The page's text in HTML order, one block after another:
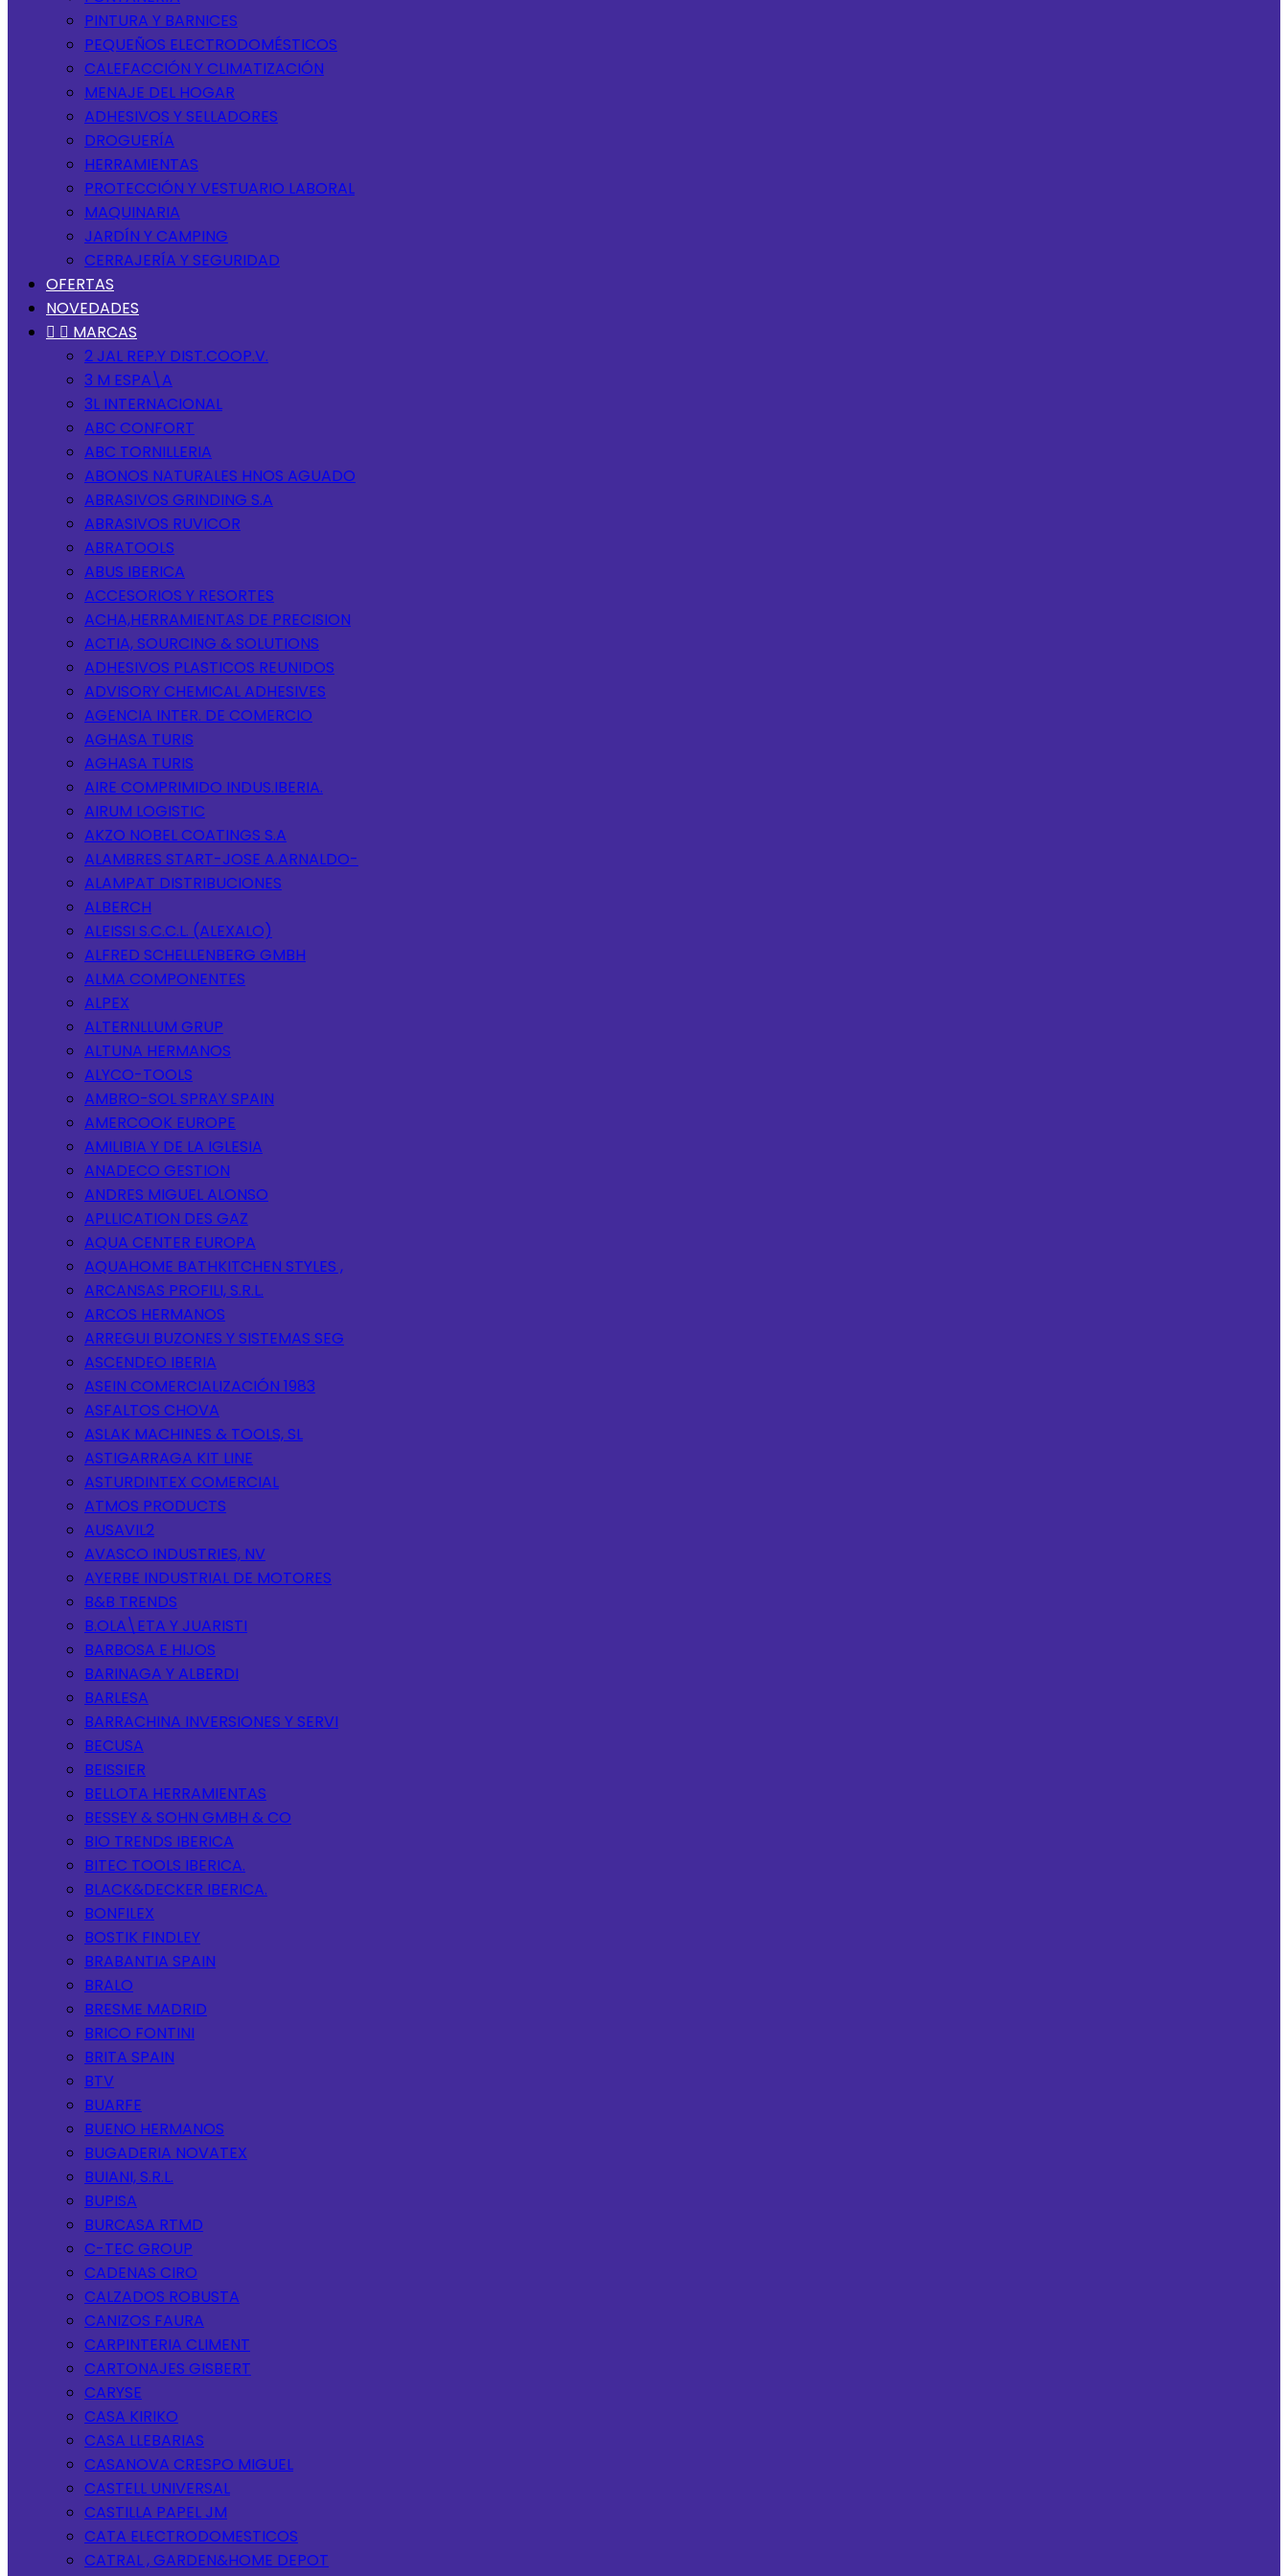
PINTURA Y BARNICES
PEQUEÑOS ELECTRODOMÉSTICOS
CALEFACCIÓN Y CLIMATIZACIÓN
MENAJE DEL HOGAR
ADHESIVOS Y SELLADORES
DROGUERÍA
HERRAMIENTAS
PROTECCIÓN Y VESTUARIO LABORAL
MAQUINARIA
JARDÍN Y CAMPING
CERRAJERÍA Y SEGURIDAD
OFERTAS
NOVEDADES
  MARCAS
2 JAL REP.Y DIST.COOP.V.
3 M ESPA\A
3L INTERNACIONAL
ABC CONFORT
ABC TORNILLERIA
ABONOS NATURALES HNOS AGUADO
ABRASIVOS GRINDING S.A
ABRASIVOS RUVICOR
ABRATOOLS
ABUS IBERICA
ACCESORIOS Y RESORTES
ACHA,HERRAMIENTAS DE PRECISION
ACTIA, SOURCING & SOLUTIONS
ADHESIVOS PLASTICOS REUNIDOS
ADVISORY CHEMICAL ADHESIVES
AGENCIA INTER. DE COMERCIO
AGHASA TURIS
AGHASA TURIS
AIRE COMPRIMIDO INDUS.IBERIA.
AIRUM LOGISTIC
AKZO NOBEL COATINGS S.A
ALAMBRES START-JOSE A.ARNALDO-
ALAMPAT DISTRIBUCIONES
ALBERCH
ALEISSI S.C.C.L. (ALEXALO)
ALFRED SCHELLENBERG GMBH
ALMA COMPONENTES
ALPEX
ALTERNLLUM GRUP
ALTUNA HERMANOS
ALYCO-TOOLS
AMBRO-SOL SPRAY SPAIN
AMERCOOK EUROPE
AMILIBIA Y DE LA IGLESIA
ANADECO GESTION
ANDRES MIGUEL ALONSO
APLLICATION DES GAZ
AQUA CENTER EUROPA
AQUAHOME BATHKITCHEN STYLES ,
ARCANSAS PROFILI, S.R.L.
ARCOS HERMANOS
ARREGUI BUZONES Y SISTEMAS SEG
ASCENDEO IBERIA
ASEIN COMERCIALIZACIÓN 1983
ASFALTOS CHOVA
ASLAK MACHINES & TOOLS, SL
ASTIGARRAGA KIT LINE
ASTURDINTEX COMERCIAL
ATMOS PRODUCTS
AUSAVIL2
AVASCO INDUSTRIES, NV
AYERBE INDUSTRIAL DE MOTORES
B&B TRENDS
B.OLA\ETA Y JUARISTI
BARBOSA E HIJOS
BARINAGA Y ALBERDI
BARLESA
BARRACHINA INVERSIONES Y SERVI
BECUSA
BEISSIER
BELLOTA HERRAMIENTAS
BESSEY & SOHN GMBH & CO
BIO TRENDS IBERICA
BITEC TOOLS IBERICA.
BLACK&DECKER IBERICA.
BONFILEX
BOSTIK FINDLEY
BRABANTIA SPAIN
BRALO
BRESME MADRID
BRICO FONTINI
BRITA SPAIN
BTV
BUARFE
BUENO HERMANOS
BUGADERIA NOVATEX
BUIANI, S.R.L.
BUPISA
BURCASA RTMD
C-TEC GROUP
CADENAS CIRO
CALZADOS ROBUSTA
CANIZOS FAURA
CARPINTERIA CLIMENT
CARTONAJES GISBERT
CARYSE
CASA KIRIKO
CASA LLEBARIAS
CASANOVA CRESPO MIGUEL
CASTELL UNIVERSAL
CASTILLA PAPEL JM
CATA ELECTRODOMESTICOS
CATRAL , GARDEN&HOME DEPOT